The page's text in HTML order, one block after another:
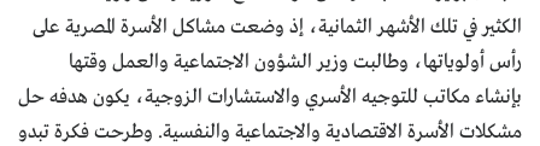
الكثير في تلك الأشهر الثمانية، إذ وضعت مشاكل الأسرة المصرية على
رأس أولوياتها، وطالبت وزير الشؤون الاجتماعية والعمل وقتها
بإنشاء مكاتب للتوجيه الأسري والاستشارات الزوجية، يكون هدفه حل
مشكلات الأسرة الاقتصادية والاجتماعية والنفسية. وطرحت فكرة تبدو